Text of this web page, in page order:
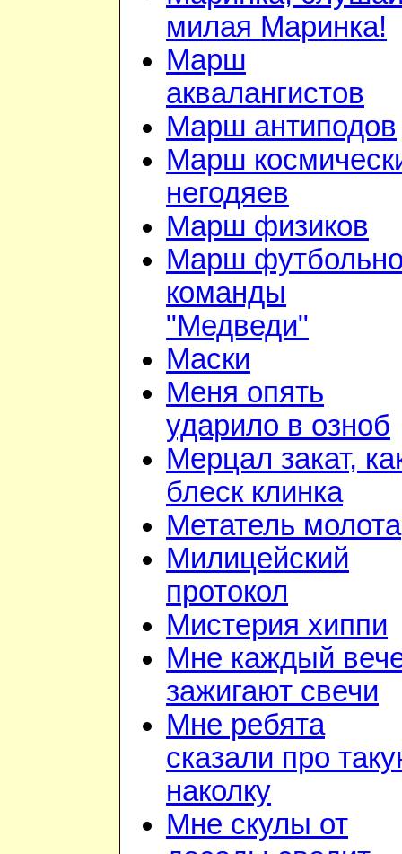
милая Маринка!
Марш
аквалангистов
Марш антиподов
Марш
негодяев
Марш физиков
Марш
команды
"Медведи"
Маски
Меня опять
ударило в озноб
Мерцал закат,
блеск клинка
Метатель молота
Милицейский
протокол
Мистерия хиппи
Мне каждый
зажигают свечи
Мне ребята
сказали про
наколку
Мне скулы от